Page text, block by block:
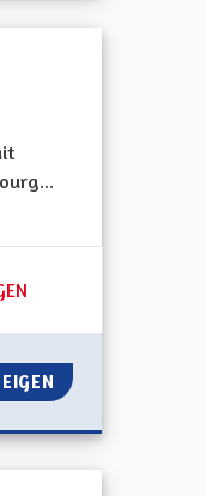
PUBLICS
TRANSPORTS